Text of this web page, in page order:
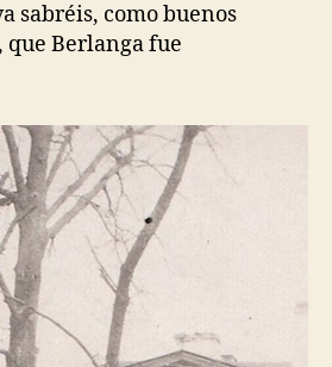
sabréis, como buenos
que Berlanga fue